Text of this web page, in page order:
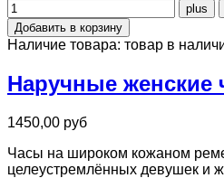
Наличие товара: товар в
Наручные женские
1450,00 руб
Часы на широком кожаном
целеустремлённых девушек и